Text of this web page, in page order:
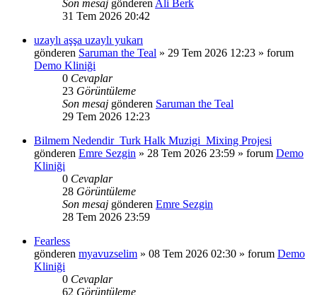
Son mesaj gönderen Ali Berk
31 Tem 2026 20:42
uzaylı aşşa uzaylı yukarı
gönderen Saruman the Teal » 29 Tem 2026 12:23 » forum
Demo Kliniği
0 Cevaplar
23 Görüntüleme
Son mesaj gönderen Saruman the Teal
29 Tem 2026 12:23
Bilmem Nedendir_Turk Halk Muzigi_Mixing Projesi
gönderen Emre Sezgin » 28 Tem 2026 23:59 » forum Demo
Kliniği
0 Cevaplar
28 Görüntüleme
Son mesaj gönderen Emre Sezgin
28 Tem 2026 23:59
Fearless
gönderen myavuzselim » 08 Tem 2026 02:30 » forum Demo
Kliniği
0 Cevaplar
62 Görüntüleme